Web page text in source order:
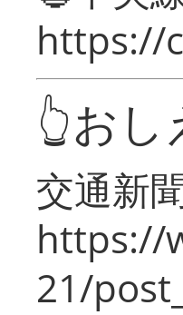
https://
👆お
交通新
https://
21/